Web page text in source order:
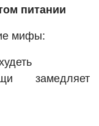
питании
мифы:
замедляет